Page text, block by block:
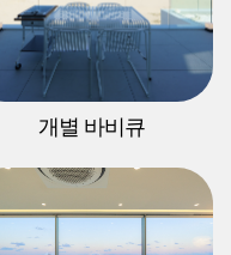
개별 바비큐